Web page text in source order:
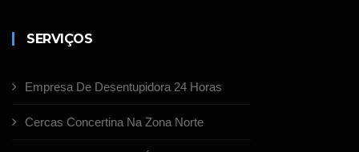
SERVIÇOS
Empresa De Desentupidora 24 Horas
Cercas Concertina Na Zona Norte